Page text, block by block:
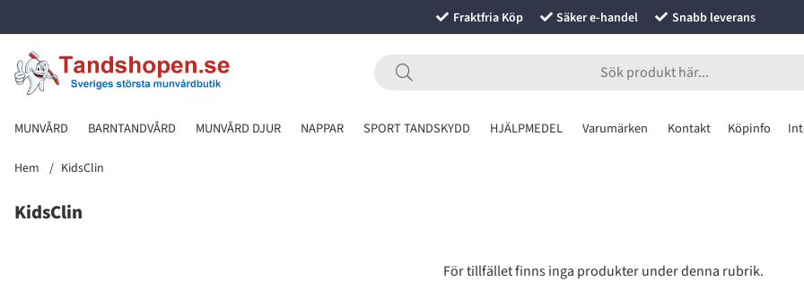
Fraktfria Köp Säker e-handel Snabb leverans
MUNVÅRD BARNTANDVÅRD MUNVÅRD DJUR NAPPAR SPORT TANDSKYDD HJÄLPMEDEL Varumärken Kontakt Köpinfo
Hem KidsClin
KidsClin
För tillfället finns inga produkter under denna rubrik.